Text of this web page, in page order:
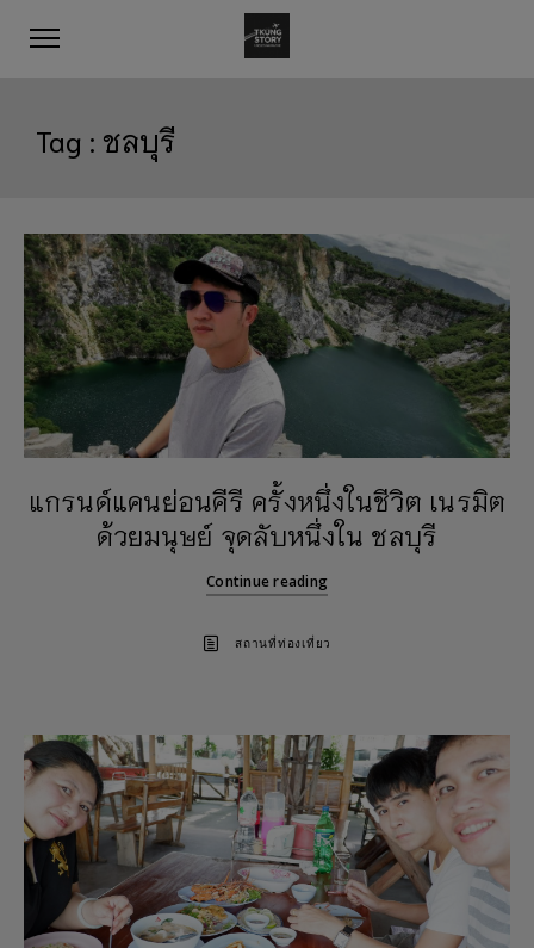
Tag : ชลบุรี
แกรนด์แคนย่อนคีรี ครั้งหนึ่งในชีวิต เนรมิต
ด้วยมนุษย์ จุดลับหนึ่งใน ชลบุรี
Continue reading
สถานที่ท่องเที่ยว